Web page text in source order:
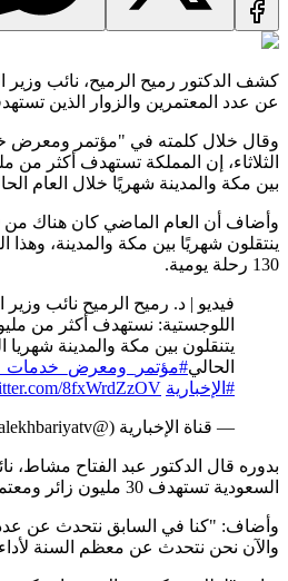
كشف الدكتور رميح الرميح، نائب وزير
عن عدد المعتمرين والزوار الذين
وقال خلال كلمته في "مؤتمر ومعرض
الثلاثاء، إن المملكة تستهدف أكثر من
بين مكة والمدينة شهريًا خلال العام
ينتقلون شهريًا بين مكة والمدينة،
130 رحلة يومية.
فيديو | د. رميح الرميح نائب وزير
اللوجستية: نستهدف أكثر من
يتنقلون بين مكة والمدينة شهريا
الحالي
#الإخبارية 8fxWrdZzOV
— قناة الإخبارية (@alekhbariyatv)
بدوره قال الدكتور عبد الفتاح مشاط،
السعودية تستهدف 30 مليون زائر ومعتمر في سنة واحدة.
وأضاف: "كنا في السابق نتحدث عن
والآن نحن نتحدث عن معظم السنة